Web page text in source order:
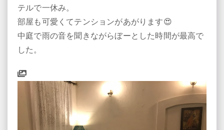
テルで一休み。
部屋も可愛くてテンションがあがります😍
中庭で雨の音を聞きながらぼーとした時間が最高で
した。